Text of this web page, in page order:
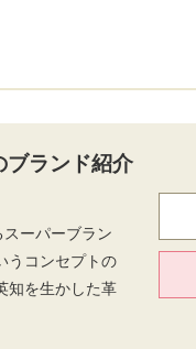
ブランド紹介
ーパーブラン
うコンセプトの
知を生かした革